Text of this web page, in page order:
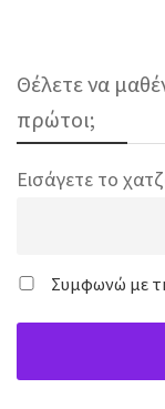
Θέλετε να
πρώτοι;
Εισάγετε το
Συμφωνώ με